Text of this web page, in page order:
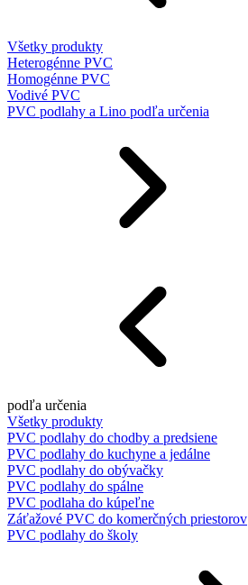
Všetky produkty
Heterogénne PVC
Homogénne PVC
Vodivé PVC
PVC podlahy a Lino podľa určenia
podľa určenia
Všetky produkty
PVC podlahy do chodby a predsiene
PVC podlahy do kuchyne a jedálne
PVC podlahy do obývačky
PVC podlahy do spálne
PVC podlaha do kúpeľne
Záťažové PVC do komerčných priestorov
PVC podlahy do školy